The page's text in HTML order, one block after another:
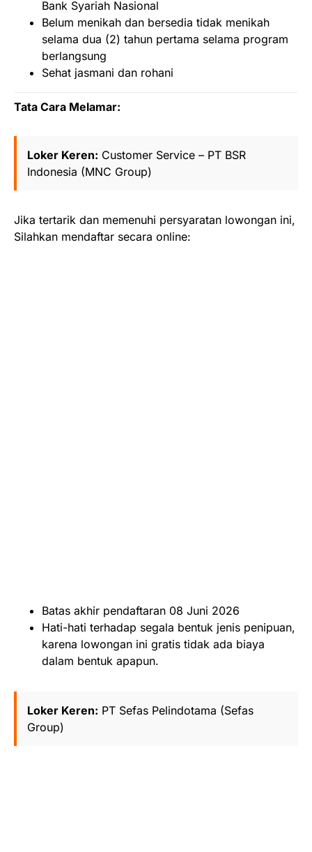
Bank Syariah Nasional
Belum menikah dan bersedia tidak menikah
selama dua (2) tahun pertama selama program
berlangsung
Sehat jasmani dan rohani
Tata Cara Melamar:
Loker Keren: Customer Service – PT BSR
Indonesia (MNC Group)
Jika tertarik dan memenuhi persyaratan lowongan ini,
Silahkan mendaftar secara online:
Batas akhir pendaftaran 08 Juni 2026
Hati-hati terhadap segala bentuk jenis penipuan,
karena lowongan ini gratis tidak ada biaya
dalam bentuk apapun.
Loker Keren: PT Sefas Pelindotama (Sefas
Group)